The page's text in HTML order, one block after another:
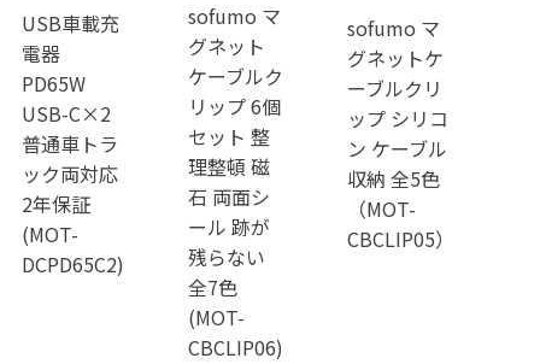
USB車載充
電器
PD65W
USB-C×2
普通車トラ
ック両対応
2年保証
(MOT-
DCPD65C2)
sofumo マ
グネット
ケーブルク
リップ 6個
セット 整
理整頓 磁
石 両面シ
ール 跡が
残らない
全7色
(MOT-
CBCLIP06)
sofumo マ
グネットケ
ーブルクリ
ップ シリコ
ン ケーブル
収納 全5色
（MOT-
CBCLIP05）